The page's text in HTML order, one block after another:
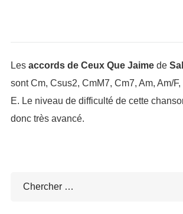
Les accords de Ceux Que Jaimede
sont Cm, Csus2, CmM7, Cm7, Am, Am/
E. Le niveau de difficulté de cette
donc très avancé.